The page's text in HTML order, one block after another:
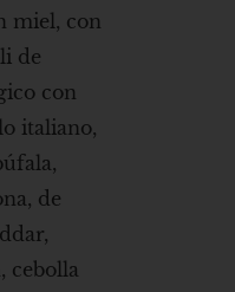
miel, con
de
con
italiano,
de
cebolla